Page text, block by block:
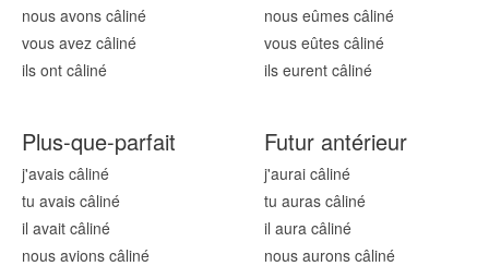
nous avons câliné
vous avez câliné
ils ont câliné
nous eûmes câliné
vous eûtes câliné
ils eurent câliné
Plus-que-parfait
j'avais câliné
tu avais câliné
il avait câliné
nous avions câliné
Futur antérieur
j'aurai câliné
tu auras câliné
il aura câliné
nous aurons câliné